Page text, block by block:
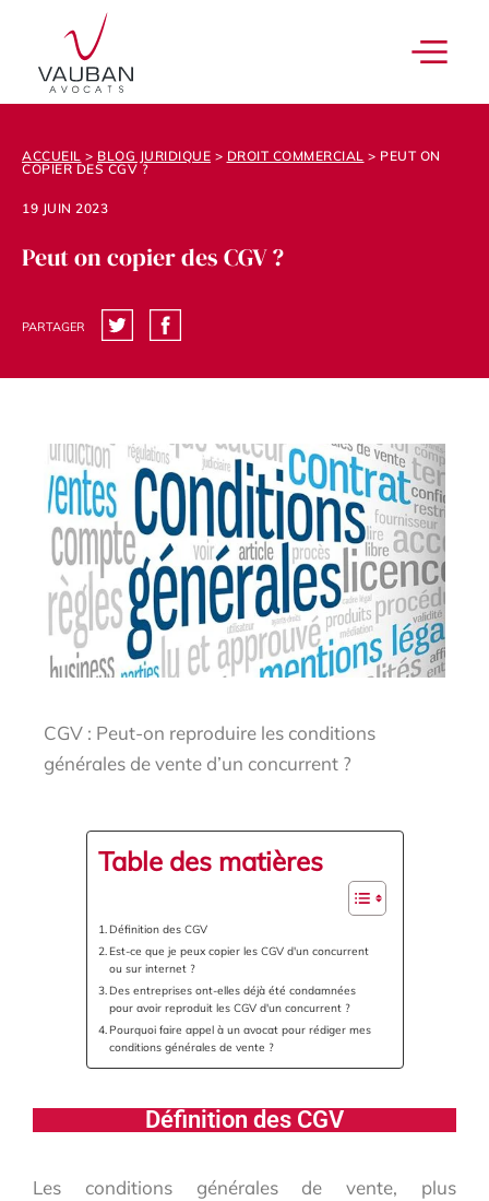
ACCUEIL > BLOG JURIDIQUE > DROIT COMMERCIAL > PEUT ON
COPIER DES CGV ?
19 JUIN 2023
Peut on copier des CGV ?
PARTAGER
CGV : Peut-on reproduire les conditions
générales de vente d’un concurrent ?
Table des matières
Définition des CGV
Est-ce que je peux copier les CGV d'un concurrent
ou sur internet ?
Des entreprises ont-elles déjà été condamnées
pour avoir reproduit les CGV d'un concurrent ?
Pourquoi faire appel à un avocat pour rédiger mes
conditions générales de vente ?
Définition des CGV
Les conditions générales de vente, plus